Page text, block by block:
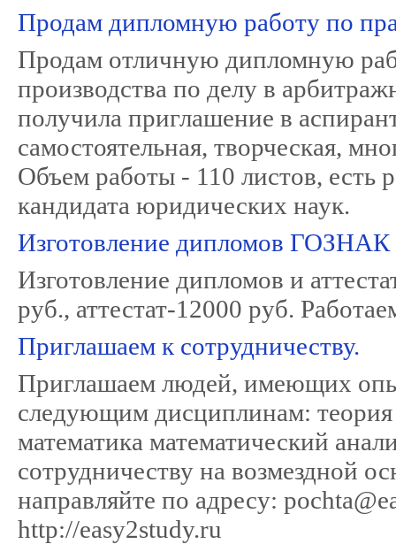
Продам дипломную работу по
Продам отличную дипломную
производства по делу в
получила приглашение в
самостоятельная, творческая,
Объем работы - 110 листов, есть
кандидата юридических наук.
Изготовление дипломов
Изготовление дипломов и
руб., аттестат-12000 руб.
Приглашаем к сотрудничеству.
Приглашаем людей, имеющих
следующим дисциплинам: теория
математика математический
сотрудничеству на возмездной
направляйте по адресу:
http://easy2study.ru